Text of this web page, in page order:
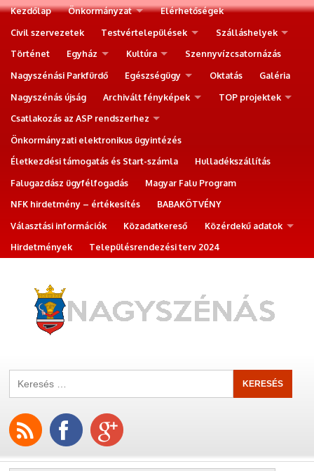
Kezdőlap Önkormányzat
Elérhetőségek
Civil szervezetek
Testvértelepülések
Szálláshelyek
Történet
Egyház Kultúra
Szennyvízcsatornázás
Nagyszénási Parkfürdő
Egészségügy Oktatás
Galéria
Nagyszénás újság
Archivált fényképek
TOP projektek
Csatlakozás az ASP rendszerhez
Önkormányzati elektronikus ügyintézés
Életkezdési támogatás és Start-számla
Hulladékszállítás
Falugazdász ügyfélfogadás
Magyar Falu Program
NFK hirdetmény – értékesítés
BABAKÖTVÉNY
Választási információk
Közadatkereső
Közérdekű adatok
Hirdetmények
Településrendezési terv 2024